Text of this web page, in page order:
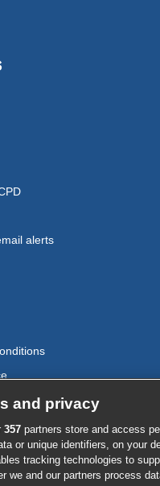
alerts
ExternalExternalExternal
and privacy
357 partners store and access
or unique identifiers, on your
tracking technologies to
we and our partners process